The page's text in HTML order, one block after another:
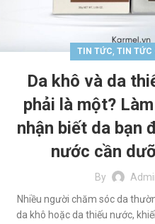
TIN TỨC, TIN TỨC
Da khô và da
phải là một?
nhận biết da bạn
nước cần
By
Nhiều người chăm sóc da
da khô hoặc da thiếu nước,